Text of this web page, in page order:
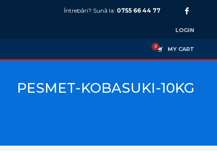
Întrebări? Sună la: 0755 66 44 77
LOGIN
MY CART
PESMET-KOBASUKI-10KG